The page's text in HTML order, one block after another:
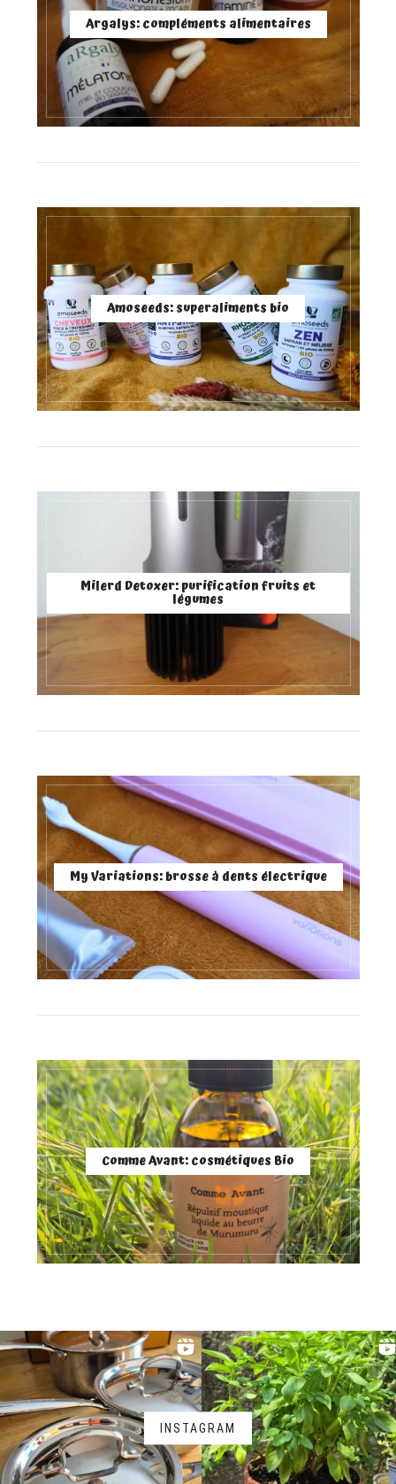
Argalys: compléments alimentaires
Amoseeds: superaliments bio
Milerd Detoxer: purification fruits et
légumes
My Variations: brosse à dents électrique
Comme Avant: cosmétiques Bio
INSTAGRAM